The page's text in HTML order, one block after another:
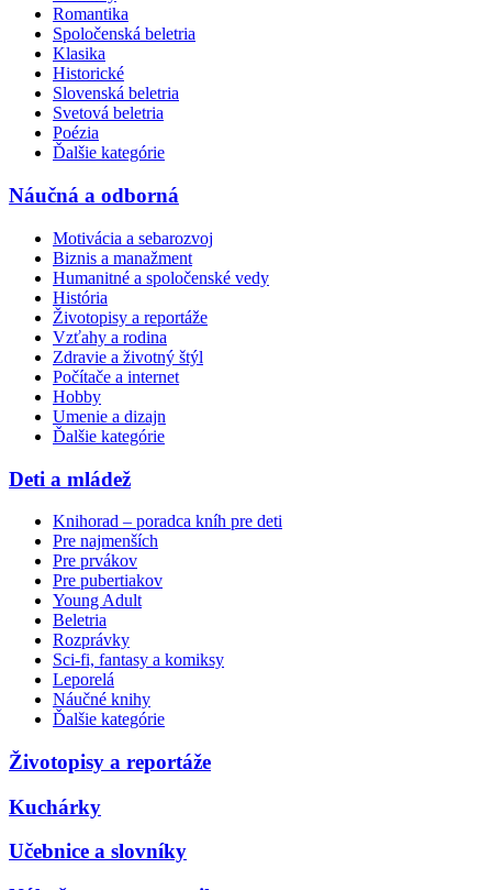
Romantika
Spoločenská beletria
Klasika
Historické
Slovenská beletria
Svetová beletria
Poézia
Ďalšie kategórie
Náučná a odborná
Motivácia a sebarozvoj
Biznis a manažment
Humanitné a spoločenské vedy
História
Životopisy a reportáže
Vzťahy a rodina
Zdravie a životný štýl
Počítače a internet
Hobby
Umenie a dizajn
Ďalšie kategórie
Deti a mládež
Knihorad – poradca kníh pre deti
Pre najmenších
Pre prvákov
Pre pubertiakov
Young Adult
Beletria
Rozprávky
Sci-fi, fantasy a komiksy
Leporelá
Náučné knihy
Ďalšie kategórie
Životopisy a reportáže
Kuchárky
Učebnice a slovníky